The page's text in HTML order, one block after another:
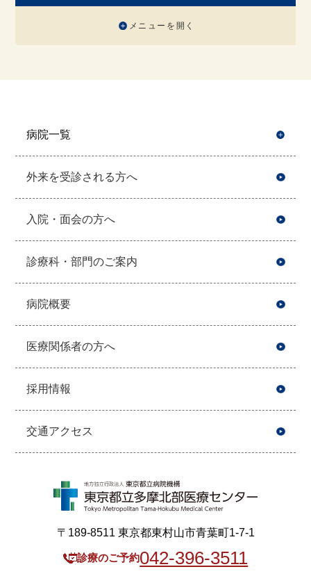
メニューを開く
病院一覧
外来を受診される方へ
入院・面会の方へ
診療科・部門のご案内
病院概要
医療関係者の方へ
採用情報
交通アクセス
〒189-8511 東京都東村山市青葉町1-7-1
診療のご予約042-396-3511